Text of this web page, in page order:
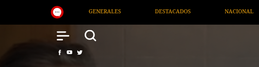
DESTACADOS NACIONAL SALUD INTERNACIONAL